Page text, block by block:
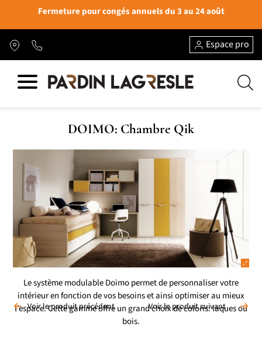
Fermeture pour congés annuels du 3 au 24 août
Espace pro
Voir le produit précédent Voir le produit suivant
DOIMO: Chambre Qik
Le système modulable Doimo permet de personnaliser votre
intérieur en fonction de vos besoins et ainsi optimiser au mieux
l’espace. Cette gamme offre un grand choix de coloris: laques ou
bois.